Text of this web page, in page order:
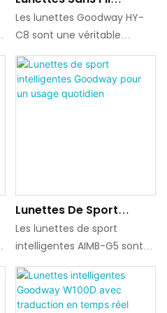
Bluetooth Goodway HY-
C8 Pour La
Les lunettes Goodway HY-
C8 sont une véritable
solution de lunettes
Bluetooth sans fil conçue
pour la communication
scénarios d'utilisation
professionnels et quotidiens.
Lunettes De Sport
Intelligentes Goodway
Pour Un Usage
Les lunettes de sport
intelligentes AIMB-G5 sont
un dispositif portable
intelligent intégrant des
fonctions de vision, de